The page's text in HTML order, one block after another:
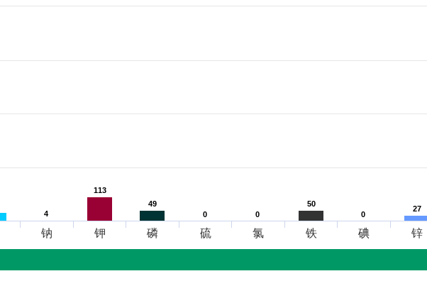
4
4
113
113
49
49
0
0 0
0
50
50
0
0
27
27
钠 钾 磷 硫 氯 铁 碘 锌